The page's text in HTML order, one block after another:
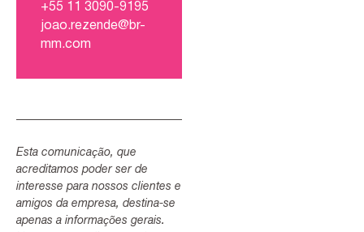
+55 11 3090-9195
joao.rezende@br-
mm.com
Esta comunicação, que
acreditamos poder ser de
interesse para nossos clientes e
amigos da empresa, destina-se
apenas a informações gerais.